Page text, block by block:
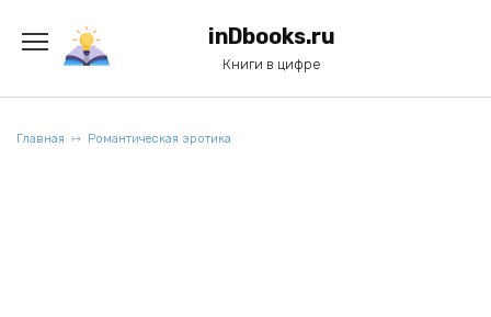
содержанию
inDbooks.ru
Книги в цифре
Главная Романтическая эротика